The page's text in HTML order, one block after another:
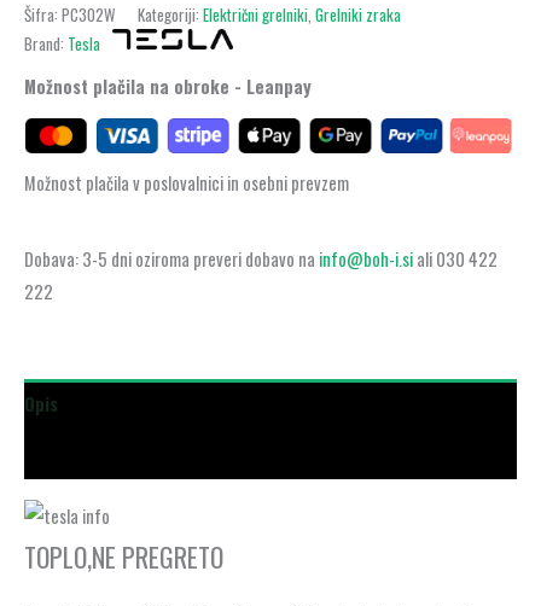
Šifra: PC302W Kategoriji: Električni grelniki Grelniki zraka
Brand: Tesla
Možnost plačila na obroke - Leanpay
Možnost plačila v poslovalnici in osebni prevzem
Dobava: 3-5 dni oziroma preveri dobavo na info@boh-i.siali 030 422
222
Opis
TOPLO,NE PREGRETO